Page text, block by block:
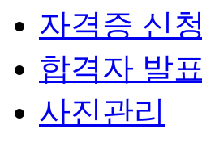
자격증 신청
합격자 발표
사진관리